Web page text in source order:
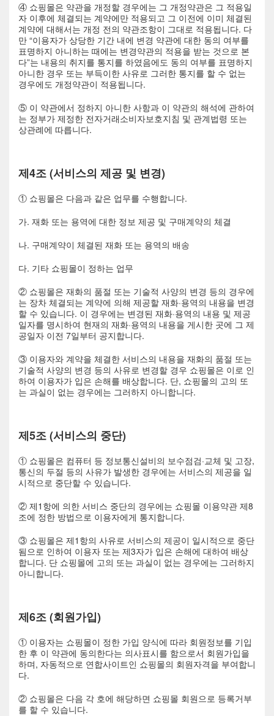
④ 쇼핑몰은 약관을 개정할 경우에는 그 개정약관은 그 적용일
자 이후에 체결되는 계약에만 적용되고 그 이전에 이미 체결된
계약에 대해서는 개정 전의 약관조항이 그대로 적용됩니다. 다
만 “이용자가 상당한 기간 내에 변경 약관에 대한 동의 여부를
표명하지 아니하는 때에는 변경약관의 적용을 받는 것으로 본
다”는 내용의 취지를 통지를 하였음에도 동의 여부를 표명하지
아니한 경우 또는 부득이한 사유로 그러한 통지를 할 수 없는
경우에도 개정약관이 적용됩니다.
⑤ 이 약관에서 정하지 아니한 사항과 이 약관의 해석에 관하여
는 정부가 제정한 전자거래소비자보호지침 및 관계법령 또는
상관례에 따릅니다.
제4조 (서비스의 제공 및 변경)
① 쇼핑몰은 다음과 같은 업무를 수행합니다.
가. 재화 또는 용역에 대한 정보 제공 및 구매계약의 체결
나. 구매계약이 체결된 재화 또는 용역의 배송
다. 기타 쇼핑몰이 정하는 업무
② 쇼핑몰은 재화의 품절 또는 기술적 사양의 변경 등의 경우에
는 장차 체결되는 계약에 의해 제공할 재화·용역의 내용을 변경
할 수 있습니다. 이 경우에는 변경된 재화·용역의 내용 및 제공
일자를 명시하여 현재의 재화·용역의 내용을 게시한 곳에 그 제
공일자 이전 7일부터 공지합니다.
③ 이용자와 계약을 체결한 서비스의 내용을 재화의 품절 또는
기술적 사양의 변경 등의 사유로 변경할 경우 쇼핑몰은 이로 인
하여 이용자가 입은 손해를 배상합니다. 단, 쇼핑몰의 고의 또
는 과실이 없는 경우에는 그러하지 아니합니다.
제5조 (서비스의 중단)
① 쇼핑몰은 컴퓨터 등 정보통신설비의 보수점검·교체 및 고장,
통신의 두절 등의 사유가 발생한 경우에는 서비스의 제공을 일
시적으로 중단할 수 있습니다.
② 제1항에 의한 서비스 중단의 경우에는 쇼핑몰 이용약관 제8
조에 정한 방법으로 이용자에게 통지합니다.
③ 쇼핑몰은 제1항의 사유로 서비스의 제공이 일시적으로 중단
됨으로 인하여 이용자 또는 제3자가 입은 손해에 대하여 배상
합니다. 단 쇼핑몰에 고의 또는 과실이 없는 경우에는 그러하지
아니합니다.
제6조 (회원가입)
① 이용자는 쇼핑몰이 정한 가입 양식에 따라 회원정보를 기입
한 후 이 약관에 동의한다는 의사표시를 함으로서 회원가입을
하며, 자동적으로 연합사이트인 쇼핑몰의 회원자격을 부여합니
다.
② 쇼핑몰은 다음 각 호에 해당하면 쇼핑몰 회원으로 등록거부
를 할 수 있습니다.